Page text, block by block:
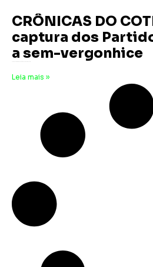
CRÔNICAS DO
captura dos
a sem-vergonhice
Leia mais »